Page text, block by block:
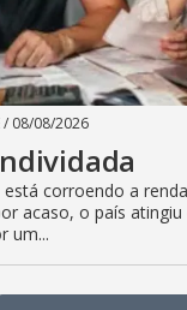
/ 08/08/2026
corroendo a
acaso, o país
um...